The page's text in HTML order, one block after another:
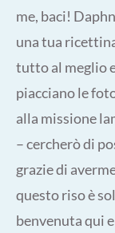
me, baci!
una tua
tutto al meglio
piacciano le
alla missione
– cercherò di
grazie di
questo riso è
benvenuta qui